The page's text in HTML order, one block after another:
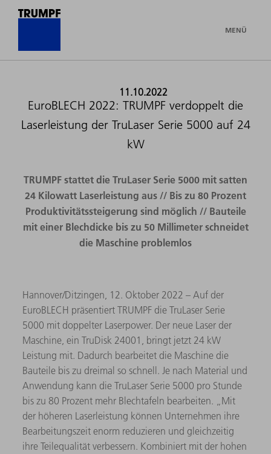
MENÜ
11.10.2022
EuroBLECH 2022: TRUMPF verdoppelt die
Laserleistung der TruLaser Serie 5000 auf 24
kW
TRUMPF stattet die TruLaser Serie 5000 mit satten
24 Kilowatt Laserleistung aus // Bis zu 80 Prozent
Produktivitätssteigerung sind möglich // Bauteile
mit einer Blechdicke bis zu 50 Millimeter schneidet
die Maschine problemlos
Hannover/Ditzingen, 12. Oktober 2022 – Auf der
EuroBLECH präsentiert TRUMPF die TruLaser Serie
5000 mit doppelter Laserpower. Der neue Laser der
Maschine, ein TruDisk 24001, bringt jetzt 24 kW
Leistung mit. Dadurch bearbeitet die Maschine die
Bauteile bis zu dreimal so schnell. Je nach Material und
Anwendung kann die TruLaser Serie 5000 pro Stunde
bis zu 80 Prozent mehr Blechtafeln bearbeiten. „Mit
der höheren Laserleistung können Unternehmen ihre
Bearbeitungszeit enorm reduzieren und gleichzeitig
ihre Teilequalität verbessern. Kombiniert mit der hohen